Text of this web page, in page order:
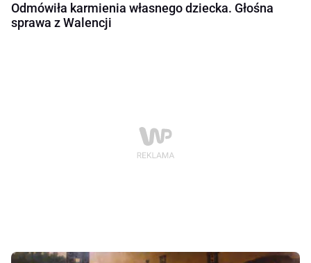
Odmówiła karmienia własnego dziecka. Głośna
sprawa z Walencji